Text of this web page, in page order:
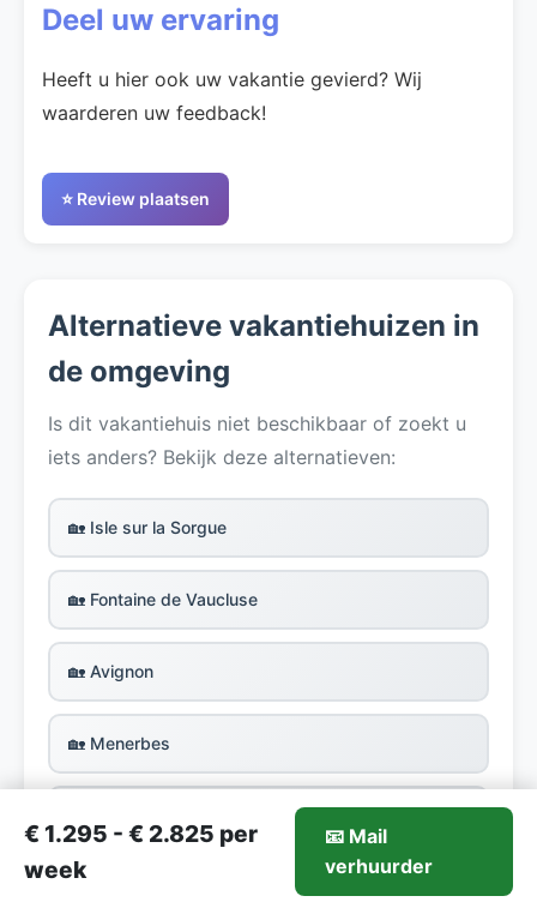
Deel uw ervaring
Heeft u hier ook uw vakantie gevierd? Wij
waarderen uw feedback!
⭐ Review plaatsen
Alternatieve vakantiehuizen in
de omgeving
Is dit vakantiehuis niet beschikbaar of zoekt u
iets anders? Bekijk deze alternatieven:
🏡 Isle sur la Sorgue
🏡 Fontaine de Vaucluse
🏡 Avignon
🏡 Menerbes
1.295-€2.825/week Mail verhuurder
€ 1.295 - € 2.825 per
week
📧 Mail
verhuurder